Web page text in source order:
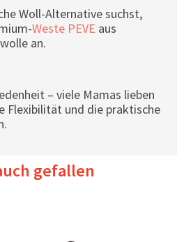
Woll-Alternative suchst,
Weste PEVE aus
an.
– viele Mamas lieben
Flexibilität und die praktische
gefallen